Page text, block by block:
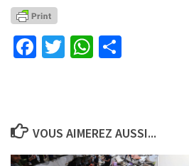
Facebook
TwitterWhatsApp
VOUS AIMEREZ AUSSI...